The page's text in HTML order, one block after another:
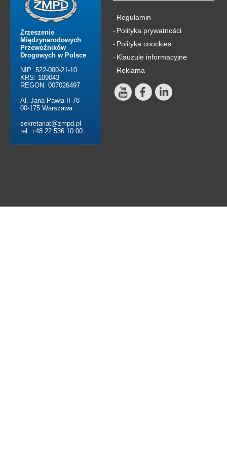
Zrzeszenie
Międzynarodowych
Przewoźników
Drogowych w Polsce
NIP: 522-000-21-10
KRS: 109043
REGON: 007026497
Al. Jana Pawła II 78
00-175 Warszawa
sekretariat@zmpd.pl
tel. +48 22 536 10 00
- Regulamin
- Polityka prywatności
- Polityka coockies
- Klauzule informacyjne
- Reklama